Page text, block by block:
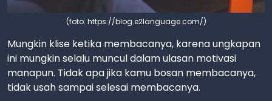
(foto: https://blog.e2language.com/)
Mungkin klise ketika membacanya, karena ungkapan
ini mungkin selalu muncul dalam ulasan motivasi
manapun. Tidak apa jika kamu bosan membacanya,
tidak usah sampai selesai membacanya.